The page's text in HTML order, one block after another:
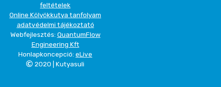
feltételek
Online Kölyökkutya tanfolyam
adatvédelmi tájékoztató
Webfejlesztés: QuantumFlow
Engineering Kft
Honlapkoncepció: eLive
2020 | Kutyasuli